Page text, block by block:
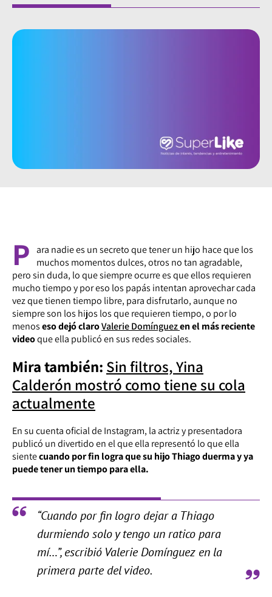
P
ara nadie es un secreto que tener un hijo hace que los
muchos momentos dulces, otros no tan agradable,
pero sin duda, loque siempre ocurre es que ellos requieren
mucho tiempo y por eso los papás intentan aprovechar cada
vez que tienen tiempo libre, para disfrutarlo, aunque no
siempre son los hijos los que requieren tiempo, o por lo
menoseso dejó claroValerie Domínguezen el más reciente
videoque ella publicó en sus redes sociales.
Mira también: Sin filtros, Yina
Calderón mostró como tiene su cola
actualmente
En su cuenta oficial de Instagram, la actriz y presentadora
publicó un divertido en el que ella representó lo que ella
sientecuando por fin logra que su hijo Thiago duerma y ya
puede tener un tiempo para ella.
“Cuando por fin logro dejar a Thiago
durmiendo solo y tengo un ratico para
mí…”, escribió Valerie Domínguez en la
primera parte del video.